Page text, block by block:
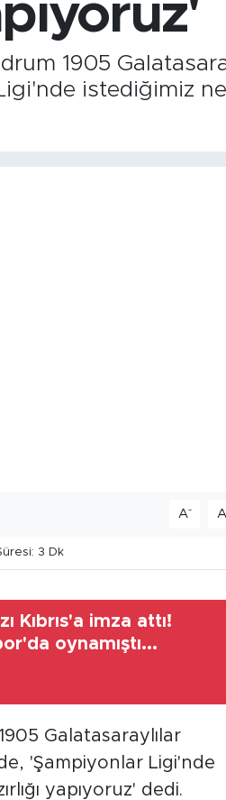
1905
istediğimiz
A- A
3 Dk
Kıbrıs'a imza attı!
oynamıştı...
Galatasaraylılar
'Şampiyonlar Ligi'nde
yapıyoruz' dedi.